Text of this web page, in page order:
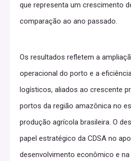
que representa um crescimento
comparação ao ano passado.
Os resultados refletem a
operacional do porto e a
logísticos, aliados ao crescente
portos da região amazônica no
produção agrícola brasileira. O
papel estratégico da CDSA no
desenvolvimento econômico e